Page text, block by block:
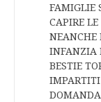
FAMIGLIE
CAPIRE
NEANCHE
INFANZIA
BESTIE
DOMANDA